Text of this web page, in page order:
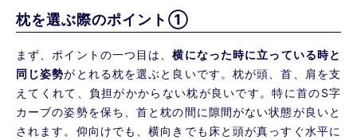
枕を選ぶ際のポイント①
まず、ポイントの一つ目は、横になった時に立っている時と
同じ姿勢がとれる枕を選ぶと良いです。枕が頭、首、肩を支
えてくれて、負担がかからない枕が良いです。特に首のS字
カーブの姿勢を保ち、首と枕の間に隙間がない状態が良いと
されます。仰向けでも、横向きでも床と頭が真っすぐ水平に